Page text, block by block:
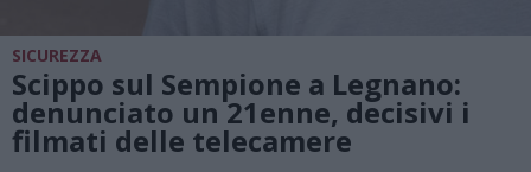
SICUREZZA
Scippo sul Sempione a Legnano:
denunciato un 21enne, decisivi i
filmati delle telecamere